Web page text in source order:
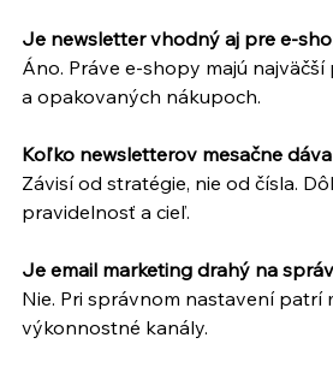
Je newsletter vhodný aj pre e-
Áno. Práve e-shopy majú
a opakovaných nákupoch.
Koľko newsletterov mesačne
Závisí od stratégie, nie od čísla.
pravidelnosť a cieľ.
Je email marketing drahý na
Nie. Pri správnom nastavení patrí
výkonnostné kanály.